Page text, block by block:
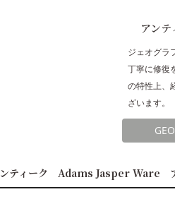
アン
ジェオグラ
丁寧に修復
の特性上、
ざいます。
ティーク Adams Jasper Ware